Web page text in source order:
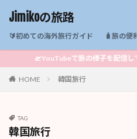
Jimikoの旅路
🔰初めての海外旅行ガイド 🧳旅の便
🛫YouTubeで旅の様子を配信し
HOME 韓国旅行
TAG
韓国旅行